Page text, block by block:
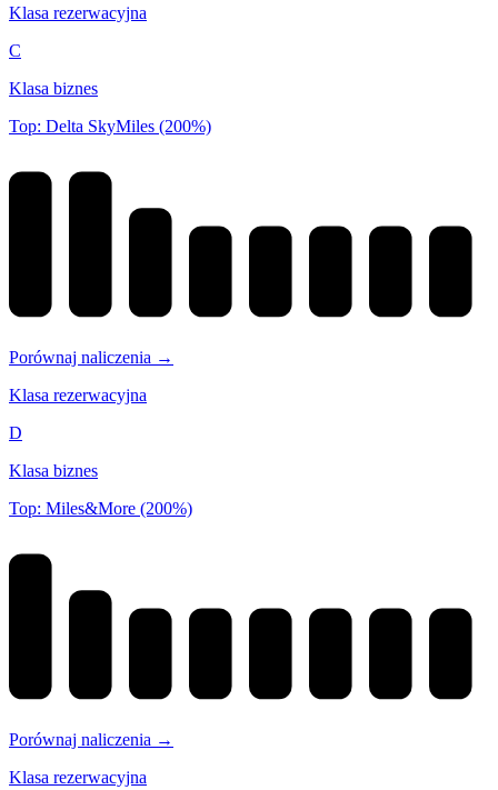
Klasa rezerwacyjna
C
Klasa biznes
Top: Delta SkyMiles (200%)
Porównaj naliczenia →
Klasa rezerwacyjna
D
Klasa biznes
Top: Miles&More (200%)
Porównaj naliczenia →
Klasa rezerwacyjna